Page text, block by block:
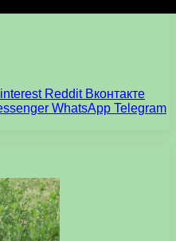
Reddit Вконтакте
WhatsApp Telegram